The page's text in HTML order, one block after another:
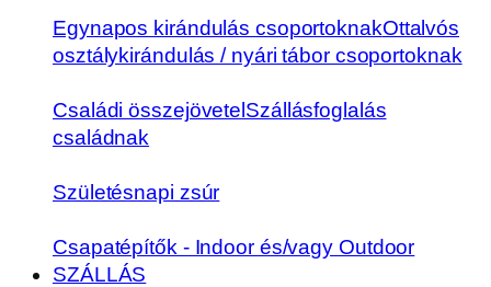
Egynapos kirándulás csoportoknakOttalvós
osztálykirándulás / nyári tábor csoportoknak
Családi összejövetelSzállásfoglalás
családnak
Születésnapi zsúr
Csapatépítők - Indoor és/vagy Outdoor
SZÁLLÁS